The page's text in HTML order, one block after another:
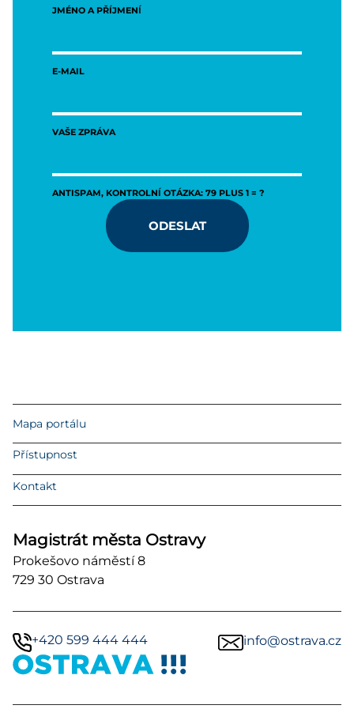
JMÉNO A PŘÍJMENÍ
E-MAIL
VAŠE ZPRÁVA
ANTISPAM, KONTROLNÍ OTÁZKA: 79 PLUS 1 = ?
ODESLAT
Mapa portálu
Přístupnost
Kontakt
Magistrát města Ostravy
Prokešovo náměstí 8
729 30 Ostrava
+420 599 444 444 info@ostrava.cz